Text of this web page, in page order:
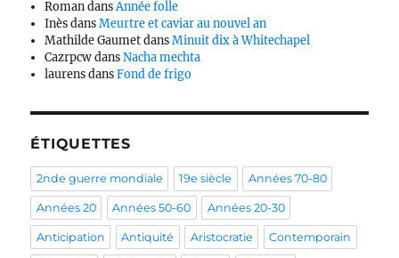
Roman dansAnnée folle
Inès dansMeurtre et caviar au nouvel an
Mathilde Gaumet dansMinuit dix à Whitechapel
Cazrpcw dansNacha mechta
laurens dansFond de frigo
ÉTIQUETTES
2nde guerre mondiale 19e siècle Années 70-80
Années 20 Années 50-60 Années 20-30
Anticipation Antiquité Aristocratie Contemporain